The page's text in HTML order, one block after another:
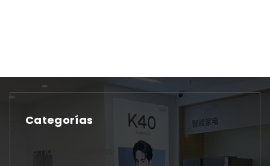
Categorías
No hay categorías